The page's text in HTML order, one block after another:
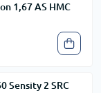
1,67 AS HMC
Sensity 2 SRC